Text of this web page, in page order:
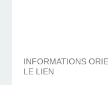
INFORMATIONS
LE LIEN